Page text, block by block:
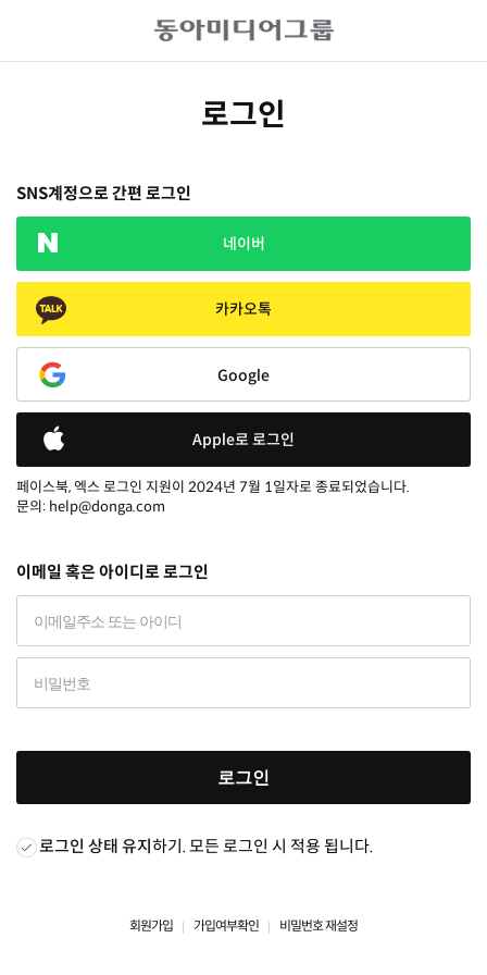
로그인
SNS계정으로 간편 로그인
네이버
카카오톡
Google
Apple로 로그인
페이스북, 엑스 로그인 지원이 2024년 7월 1일자로 종료되었습니다.
문의: help@donga.com
이메일 혹은 아이디로 로그인
로그인
로그인 상태 유지하기. 모든 로그인 시 적용 됩니다.
회원가입 가입여부확인 비밀번호 재설정